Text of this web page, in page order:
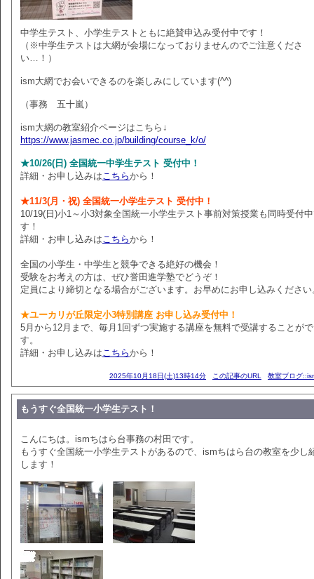
中学生テスト、小学生テストともに絶賛申込み受付中です！
（※中学生テストは大網が会場になっておりませんのでご注意くださ
い…！）
ism大網でお会いできるのを楽しみにしています(^^)
（事務 五十嵐）
ism大網の教室紹介ページはこちら↓
https://www.jasmec.co.jp/building/course_k/o/
★10/26(日) 全国統一中学生テスト 受付中！
詳細・お申し込みはこちらから！
★11/3(月・祝) 全国統一小学生テスト 受付中！
10/19(日)小1～小3対象全国統一小学生テスト事前対策授業も同時受付
す！
詳細・お申し込みはこちらから！
全国の小学生・中学生と競争できる絶好の機会！
受験をお考えの方は、ぜひ誉田進学塾でどうぞ！
定員により締切となる場合がございます。お早めにお申し込みください
★ユーカリが丘限定小3特別講座 お申し込み受付中！
5月から12月まで、毎月1回ずつ実施する講座を無料で受講することが
す。
詳細・お申し込みはこちらから！
2025年10月18日(土)13時14分 この記事のURL 教室ブログ
もうすぐ全国統一小学生テスト！
こんにちは。ismちはら台事務の村田です。
もうすぐ全国統一小学生テストがあるので、ismちはら台の教室を少し
します！